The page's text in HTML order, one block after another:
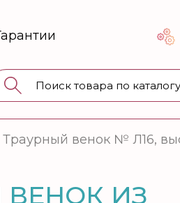
Траурный венок № Л16,
ИЗ